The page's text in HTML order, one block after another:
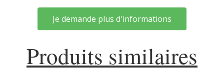
Je demande plus d'informations
Produits similaires